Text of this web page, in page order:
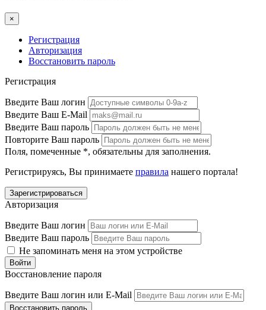
×
Регистрация
Авторизация
Восстановить пароль
Регистрация
Введите Ваш логин
Введите Ваш E-Mail
Введите Ваш пароль
Повторите Ваш пароль
Поля, помеченные *, обязательны для заполнения.
Регистрируясь, Вы принимаете правила нашего портала!
Авторизация
Введите Ваш логин
Введите Ваш пароль
Не запоминать меня на этом устройстве
Восстановление пароля
Введите Ваш логин или E-Mail